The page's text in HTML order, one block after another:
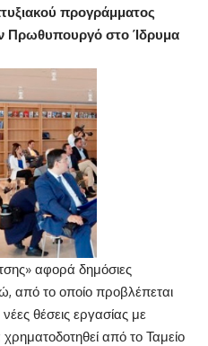
προγράμματος
Πρωθυπουργό στο Ίδρυμα
αφορά δημόσιες
από το οποίο προβλέπεται
θέσεις εργασίας με
από το Ταμείο